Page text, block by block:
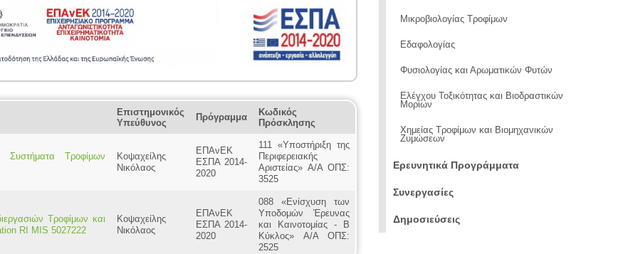
Επιστημονικός
Υπεύθυνος
Πρόγραμμα
Κωδικός
Πρόσκλησης
Τροφίμων
Κοψαχείλης
Νικόλαος
ΕΠΑνΕΚ
ΕΣΠΑ 2014-
2020
111 «Υποστήριξη της
Περιφερειακής
Αριστείας» Α/Α ΟΠΣ:
3525
Τροφίμων και
RI MIS 5027222
Κοψαχείλης
Νικόλαος
ΕΠΑνΕΚ
ΕΣΠΑ 2014-
2020
088 «Ενίσχυση των
Υποδομών Έρευνας
και Καινοτομίας - Β
Κύκλος» Α/Α ΟΠΣ:
2525
Μικροβιολογίας Τροφίμων
Εδαφολογίας
Φυσιολογίας και Αρωματικών Φυτών
Ελέγχου Τοξικότητας και Βιοδραστικών
Μορίων
Χημείας Τροφίμων και Βιομηχανικών
Ζυμώσεων
Ερευνητικά Προγράμματα
Συνεργασίες
Δημοσιεύσεις